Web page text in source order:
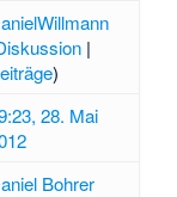
|
)
28. Mai
Bohrer